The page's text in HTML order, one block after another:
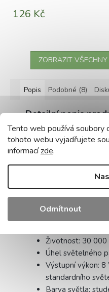
Tento web používá soubory
tohoto webu vyjadřujete
informacízde.
Odmítnout
126 Kč
ZOBRAZIT
Popis Podobné (8)
Detailní popis
Specifikace:
Model: LED
Napájecí napětí:
Typ diody SMD:
Světelný tok: 700
Index podání
Životnost: 30 000
Úhel světelného
Výstupní výkon:
standardního
Barva světla: